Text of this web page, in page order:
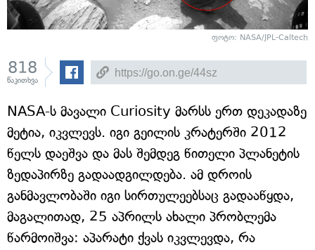
ფოტო: NASA/JPL-Caltech
818
წაკითხვა
NASA-ს მავალი Curiosity მარსს ერთ დეკადაზე
მეტია, იკვლევს. იგი გეილის კრატერში 2012
წელს დაეშვა და მას შემდეგ წითელი პლანეტის
ზედაპირზე გადაადგილდება. ამ დროის
განმავლობაში იგი სირთულეებსაც გადააწყდა,
მაგალითად, 25 აპრილს ახალი პრობლემა
წარმოიშვა: აპარატი ქვას იკვლევდა, რა